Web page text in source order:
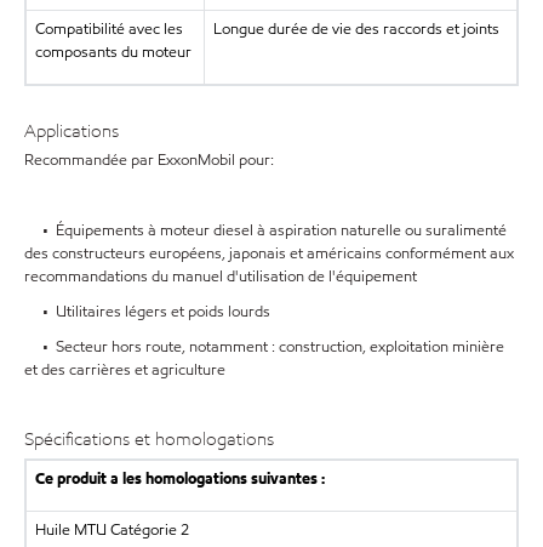
Compatibilité avec les
composants du moteur
Longue durée de vie des raccords et joints
Applications
Recommandée par ExxonMobil pour:
• Équipements à moteur diesel à aspiration naturelle ou suralimenté
des constructeurs européens, japonais et américains conformément aux
recommandations du manuel d'utilisation de l'équipement
• Utilitaires légers et poids lourds
• Secteur hors route, notamment : construction, exploitation minière
et des carrières et agriculture
Spécifications et homologations
Ce produit a les homologations suivantes :
Huile MTU Catégorie 2